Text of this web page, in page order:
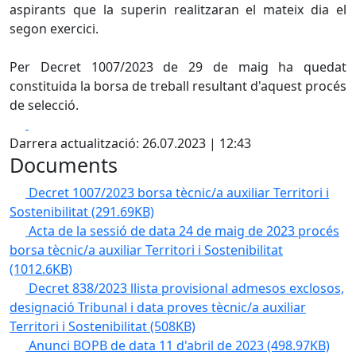
aspirants que la superin realitzaran el mateix dia el
segon exercici.
Per Decret 1007/2023 de 29 de maig ha quedat
constituida la borsa de treball resultant d'aquest procés
de selecció.
Darrera actualització: 26.07.2023 | 12:43
Documents
Decret 1007/2023 borsa tècnic/a auxiliar Territori i
Sostenibilitat(291.69KB)
Acta de la sessió de data 24 de maig de 2023 procés
borsa tècnic/a auxiliar Territori i Sostenibilitat
(1012.6KB)
Decret 838/2023 llista provisional admesos exclosos,
designació Tribunal i data proves tècnic/a auxiliar
Territori i Sostenibilitat(508KB)
Anunci BOPB de data 11 d'abril de 2023(498.97KB)